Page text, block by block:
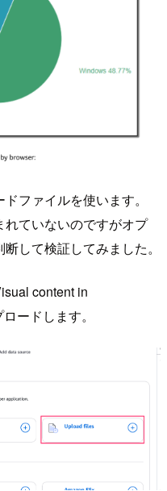
ファイルを使います。
ていないのですがオプ
して検証してみました。
content in
ードします。